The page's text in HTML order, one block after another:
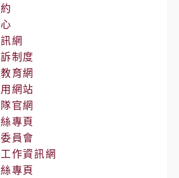
網
制度
育網
網站
官網
專頁
員會
作資訊網
專頁